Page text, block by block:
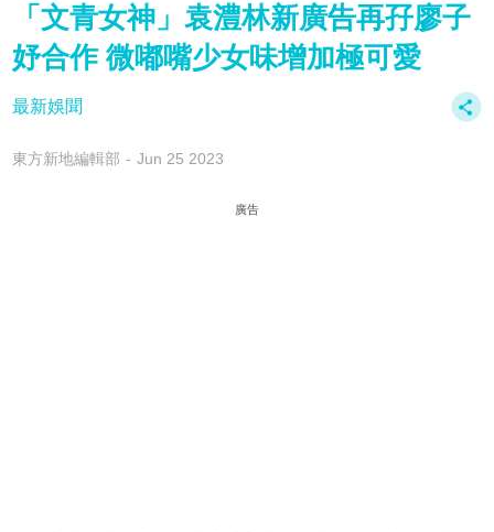
「文青女神」袁澧林新廣告再孖廖子
妤合作 微嘟嘴少女味增加極可愛
最新娛聞
東方新地編輯部 Jun 25 2023
廣告